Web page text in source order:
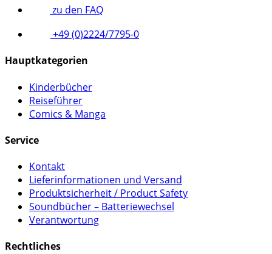
zu den FAQ
+49 (0)2224/7795-0
Hauptkategorien
Kinderbücher
Reiseführer
Comics & Manga
Service
Kontakt
Lieferinformationen und Versand
Produktsicherheit / Product Safety
Soundbücher – Batteriewechsel
Verantwortung
Rechtliches